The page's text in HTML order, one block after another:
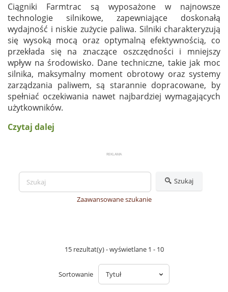
Ciągniki Farmtrac są wyposażone w najnowsze
technologie silnikowe, zapewniające doskonałą
wydajność i niskie zużycie paliwa. Silniki charakteryzują
się wysoką mocą oraz optymalną efektywnością, co
przekłada się na znaczące oszczędności i mniejszy
wpływ na środowisko. Dane techniczne, takie jak moc
silnika, maksymalny moment obrotowy oraz systemy
zarządzania paliwem, są starannie dopracowane, by
spełniać oczekiwania nawet najbardziej wymagających
użytkowników.
Czytaj dalej
Szukaj
Zaawansowane szukanie
15 rezultat(y) - wyświetlane 1 - 10
Sortowanie